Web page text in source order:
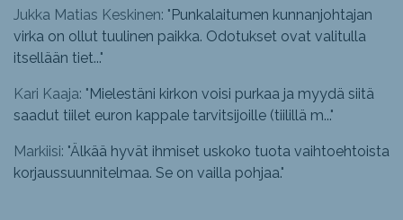
Jukka Matias Keskinen: "Punkalaitumen kunnanjohtajan
virka on ollut tuulinen paikka. Odotukset ovat valitulla
itsellään tiet..."
Kari Kaaja: "Mielestäni kirkon voisi purkaa ja myydä siitä
saadut tiilet euron kappale tarvitsijoille (tiilillä m..."
Markiisi: "Älkää hyvät ihmiset uskoko tuota vaihtoehtoista
korjaussuunnitelmaa. Se on vailla pohjaa."